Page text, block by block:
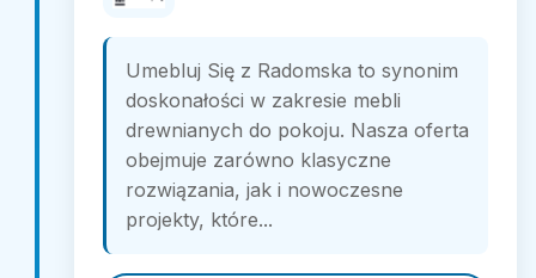
Umebluj Się z Radomska to synonim
doskonałości w zakresie mebli
drewnianych do pokoju. Nasza oferta
obejmuje zarówno klasyczne
rozwiązania, jak i nowoczesne
projekty, które...